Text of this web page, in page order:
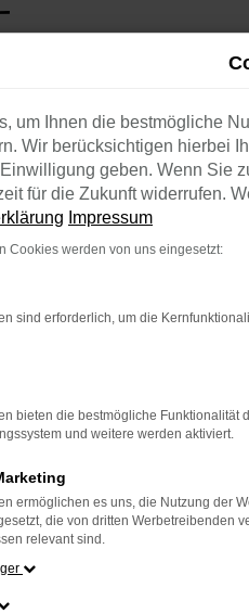
DER NEUE
GRÖSSE MIT
R-Line: Energieverbrauch
um Ihnen die bestmögliche
Wir berücksichtigen hierbei
geben. Wenn Sie
für die Zukunft widerrufen.
Impressum
Cookies werden von uns eingesetzt:
sind erforderlich, um die
bieten die bestmögliche Funktionalität
und weitere werden aktiviert.
ermöglichen es uns, die Nutzung der
die von dritten Werbetreibenden
relevant sind.